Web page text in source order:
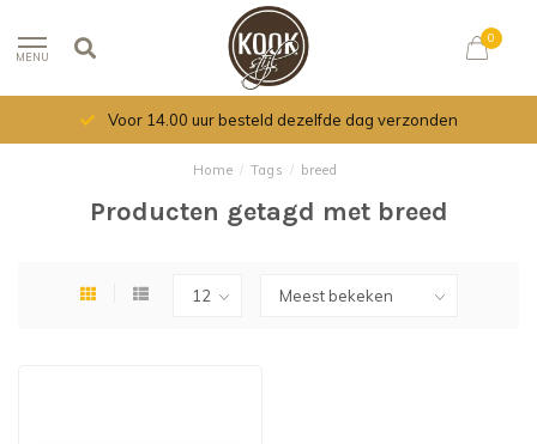
MENU
0
Voor 14.00 uur besteld dezelfde dag verzonden
Home / Tags / breed
Producten getagd met breed